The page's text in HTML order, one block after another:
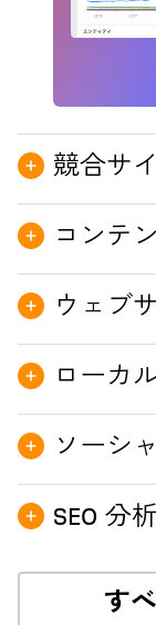
競合サ
Site
コンテ
AI
Keywords
ウェブ
Site Audit
Bot
ローカ
GBP
ソーシ
Social
SEO 分
す